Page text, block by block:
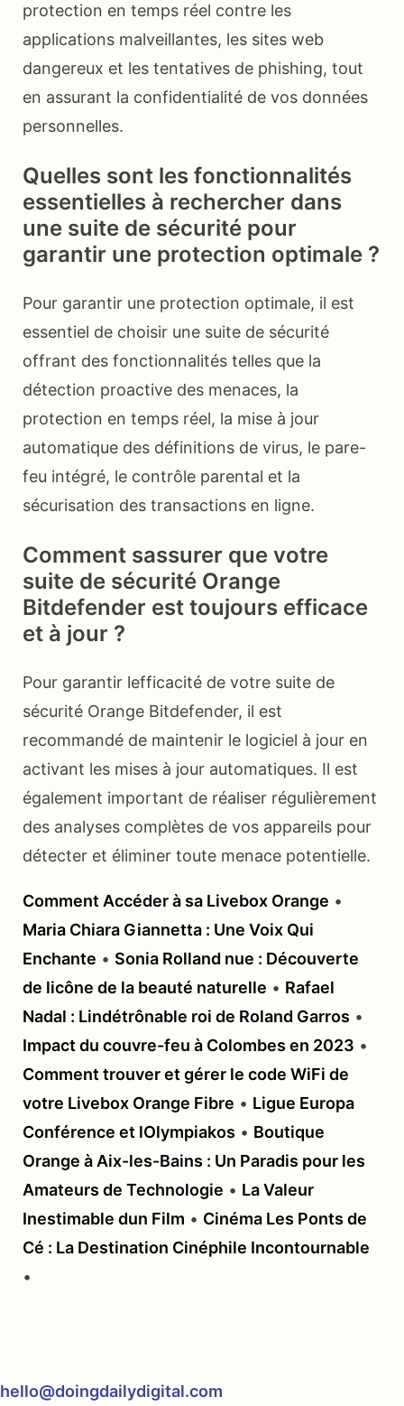
protection en temps réel contre les
applications malveillantes, les sites web
dangereux et les tentatives de phishing, tout
en assurant la confidentialité de vos données
personnelles.
Quelles sont les fonctionnalités
essentielles à rechercher dans
une suite de sécurité pour
garantir une protection optimale ?
Pour garantir une protection optimale, il est
essentiel de choisir une suite de sécurité
offrant des fonctionnalités telles que la
détection proactive des menaces, la
protection en temps réel, la mise à jour
automatique des définitions de virus, le pare-
feu intégré, le contrôle parental et la
sécurisation des transactions en ligne.
Comment sassurer que votre
suite de sécurité Orange
Bitdefender est toujours efficace
et à jour ?
Pour garantir lefficacité de votre suite de
sécurité Orange Bitdefender, il est
recommandé de maintenir le logiciel à jour en
activant les mises à jour automatiques. Il est
également important de réaliser régulièrement
des analyses complètes de vos appareils pour
détecter et éliminer toute menace potentielle.
Comment Accéder à sa Livebox Orange •
Maria Chiara Giannetta : Une Voix Qui
Enchante • Sonia Rolland nue : Découverte
de licône de la beauté naturelle • Rafael
Nadal : Lindétrônable roi de Roland Garros •
Impact du couvre-feu à Colombes en 2023 •
Comment trouver et gérer le code WiFi de
votre Livebox Orange Fibre • Ligue Europa
Conférence et lOlympiakos • Boutique
Orange à Aix-les-Bains : Un Paradis pour les
Amateurs de Technologie • La Valeur
Inestimable dun Film • Cinéma Les Ponts de
Cé : La Destination Cinéphile Incontournable
•
hello@doingdailydigital.com